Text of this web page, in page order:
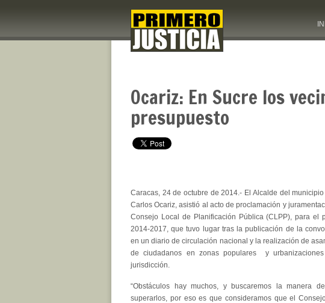
Ocariz: En Sucre los
presupuesto
Caracas, 24 de octubre de 2014.- El Alcalde del municipio
Carlos Ocariz, asistió al acto de proclamación y
Consejo Local de Planificación Pública (CLPP), para el
2014-2017, que tuvo lugar tras la publicación de la
en un diario de circulación nacional y la realización de
de ciudadanos en zonas populares y
jurisdicción.
“Obstáculos hay muchos, y buscaremos la manera
superarlos, por eso es que consideramos que el